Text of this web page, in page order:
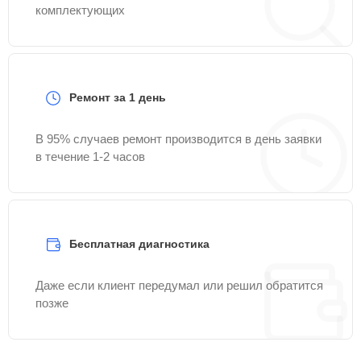
комплектующих
Ремонт за 1 день
В 95% случаев ремонт производится в день заявки
в течение 1-2 часов
Бесплатная диагностика
Даже если клиент передумал или решил обратится
позже